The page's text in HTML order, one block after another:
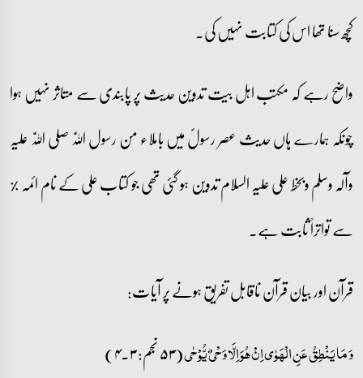
کچھ سنا تھا اس کی کتابت نہیں کی۔
واضح رہے کہ مکتب اہل بیت تدوین حدیث پر پابندی سے متاثر نہیں ہوا
چونکہ ہمارے ہاں حدیث عصر رسولؐ میں باملاء من رسول اللّٰہ صلی اللّٰہ علیہ
وآلہ وسلم وبخط علی علیہ السلام تدوین ہو گئی تھی جو کتاب علی کے نام ائمہ %
سے تواتراً ثابت ہے۔
قرآن اور بیان قرآن ناقابل تفریق ہونے پر آیات:
وَ مَا یَنۡطِقُ عَنِ الۡہَوٰی اِنۡ ہُوَ اِلَّا وَحۡیٌ یُّوۡحٰی(۵۳ نجم: ۳۔۴)